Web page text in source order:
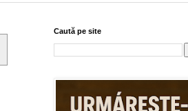
Caută pe site